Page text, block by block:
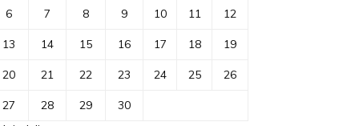
6 7 8 9 10 11 12
13 14 15 16 17 18 19
20 21 22 23 24 25 26
27 28 29
30